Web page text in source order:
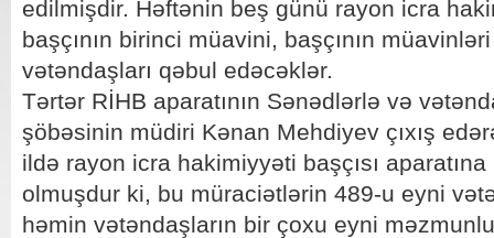
edilmişdir. Həftənin beş günü rayon icra
başçının birinci müavini, başçının
vətəndaşları qəbul edəcəklər.
Tərtər RİHB aparatının Sənədlərlə və
şöbəsinin müdiri Kənan Mehdiyev çıxış
ildə rayon icra hakimiyyəti başçısı
olmuşdur ki, bu müraciətlərin 489-u eyni
həmin vətəndaşların bir çoxu eyni